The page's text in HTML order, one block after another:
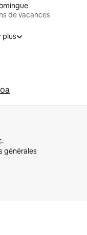
de vacances
plus
générales